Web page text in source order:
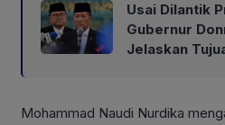
Usai Dilantik
Gubernur
Jelaskan
Mohammad Naudi Nurdika